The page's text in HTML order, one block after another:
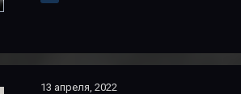
13 апреля, 2022